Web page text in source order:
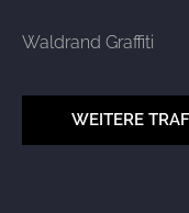
Waldrand Graffiti
WEITERE